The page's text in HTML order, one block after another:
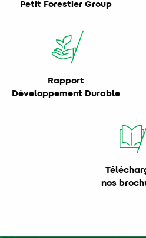
Petit Forestier Group
Rapport
Développement Durable
nos